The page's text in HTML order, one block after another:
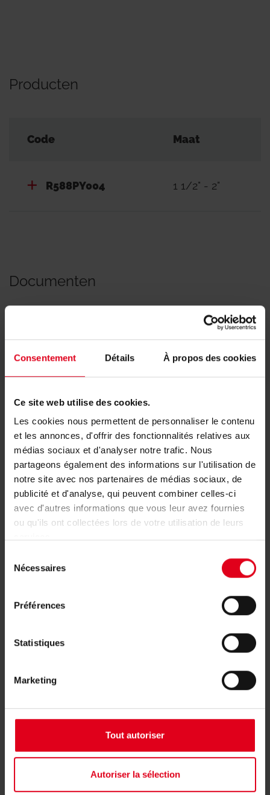
Consentement Détails À propos des cookies
Ce site web utilise des cookies.
Les cookies nous permettent de personnaliser le contenu
et les annonces, d'offrir des fonctionnalités relatives aux
médias sociaux et d'analyser notre trafic. Nous
partageons également des informations sur l'utilisation de
notre site avec nos partenaires de médias sociaux, de
publicité et d'analyse, qui peuvent combiner celles-ci
avec d'autres informations que vous leur avez fournies
ou qu'ils ont collectées lors de votre utilisation de leurs
Nécessaires
Préférences
Statistiques
Marketing
Tout autoriser
Autoriser la sélection
Producten
Code Maat
R588PY004 1 1/2" - 2"
Documenten
Conformiteitsverklaringen
Hulp nodig met het artikel R588P?
Voor meer informatie kunt u contact opnemen
Verwante producten